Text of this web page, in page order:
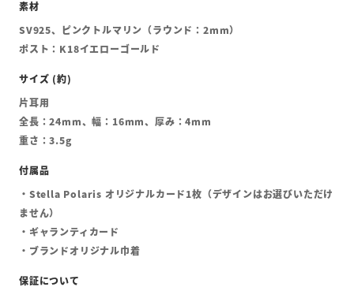
SV925、ピンクトルマリン（ラウンド：2mm）
ポスト：K18イエローゴールド
片耳用
全長：24mm、幅：16mm、厚み：4mm
重さ：3.5g
・Stella Polaris オリジナルカード1枚（デザインはお選びいただけ
ません）
・ギャランティカード
・ブランドオリジナル巾着